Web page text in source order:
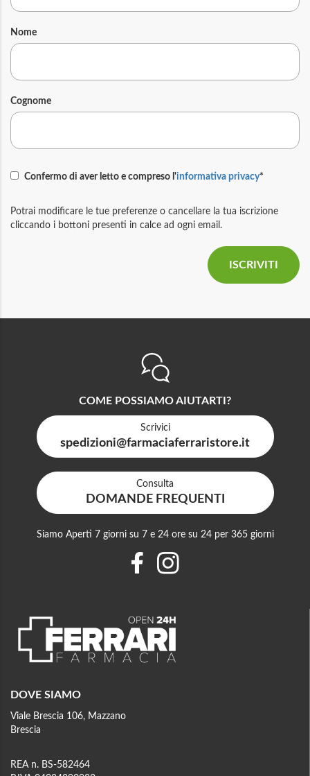
Nome
Cognome
Confermo di aver letto e compreso l'informativa privacy*
Potrai modificare le tue preferenze o cancellare la tua iscrizione
cliccando i bottoni presenti in calce ad ogni email.
DOVE SIAMO
Viale Brescia 106, Mazzano
Brescia
REA n. BS-582464
COME POSSIAMO AIUTARTI?
Scrivici
spedizioni@farmaciaferraristore.it
Consulta
DOMANDE FREQUENTI
Siamo Aperti 7 giorni su 7 e 24 ore su 24 per 365 giorni